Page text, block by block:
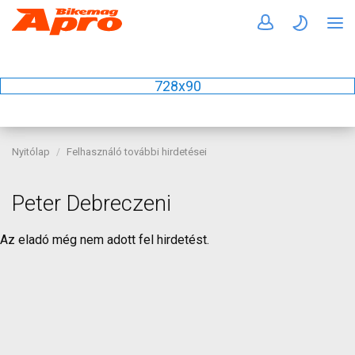
728x90
Nyitólap Felhasználó további hirdetései
Peter Debreczeni
Az eladó még nem adott fel hirdetést.